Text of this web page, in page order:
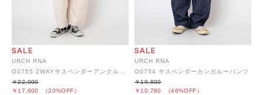
URCH RNA
O0755 2WAYサスペンダーアンクルパンツ
￥17,600 （20%OFF）
￥22,000
URCH RNA
O0754 サスペンダーカンガルーパンツ
￥10,780 （46%OFF）
￥19,800